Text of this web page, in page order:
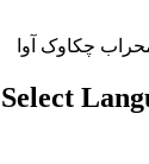
چکاوک آوا